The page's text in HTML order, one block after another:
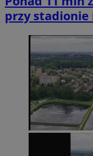
przy stadionie